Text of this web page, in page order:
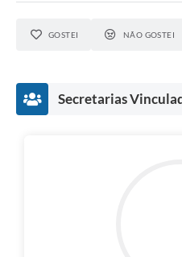
GOSTEI NÃO GOSTEI
Secretarias